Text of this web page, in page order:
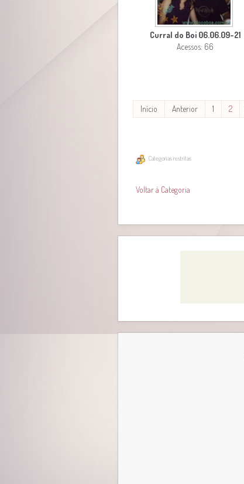
Curral do Boi 06.06.09-21
Acessos: 66
Início Anterior 1 2
Categorias restritas
Voltar à Categoria